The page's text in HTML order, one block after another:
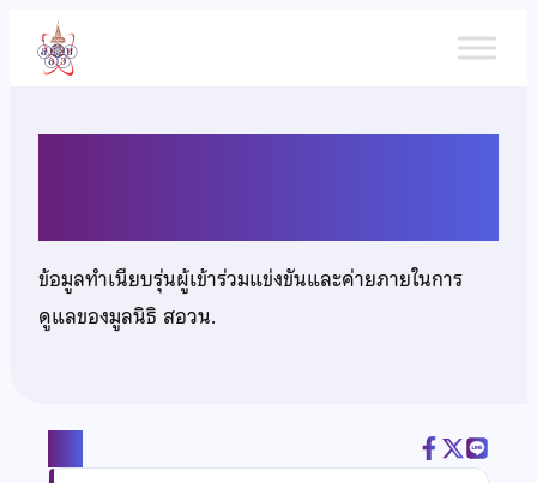
เนื้อหา
ข้อมูลทำเนียบรุ่นผู้เข้าร่วมแข่งขันและค่ายภายในการ
ดูแลของมูลนิธิ สอวน.